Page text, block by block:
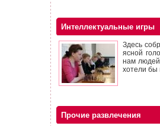
Интеллектуальные игры
Здесь
ясной
нам
хотели бы
Прочие развлечения